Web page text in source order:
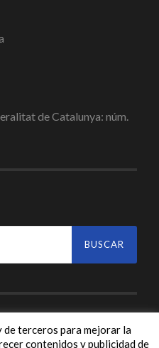
de Catalunya: núm.
terceros para mejorar la
contenidos y publicidad de